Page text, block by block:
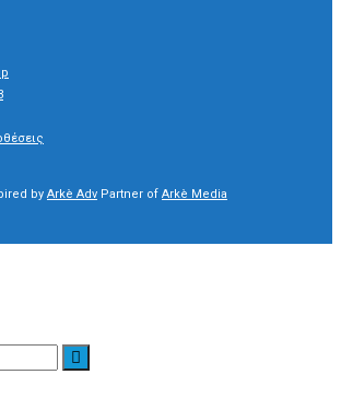
by Arkè Adv Partner of Arkè Media